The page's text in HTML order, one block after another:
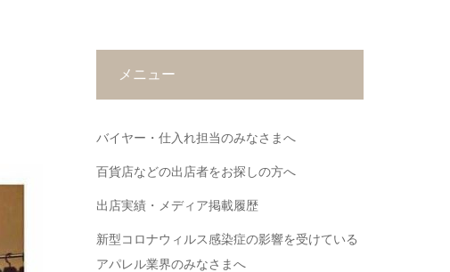
メニュー
バイヤー・仕入れ担当のみなさまへ
百貨店などの出店者をお探しの方へ
出店実績・メディア掲載履歴
新型コロナウィルス感染症の影響を受けている
アパレル業界のみなさまへ